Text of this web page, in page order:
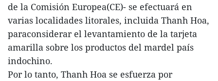
de la Comisión Europea(CE)- se efectuará en
varias localidades litorales, incluida Thanh Hoa,
paraconsiderar el levantamiento de la tarjeta
amarilla sobre los productos del mardel país
indochino.
Por lo tanto, Thanh Hoa se esfuerza por